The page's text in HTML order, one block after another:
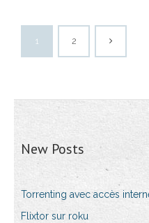
1 2
New Posts
Torrenting avec accès
Flixtor sur roku